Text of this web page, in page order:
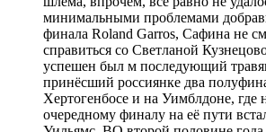
минимальными проблемами
финала Roland Garros, Сафина не
справиться со Светланой
успешен был м последующий
принёсший россиянке два
Хертогенбосе и на Уимблдоне, где
очередному финалу на её пути